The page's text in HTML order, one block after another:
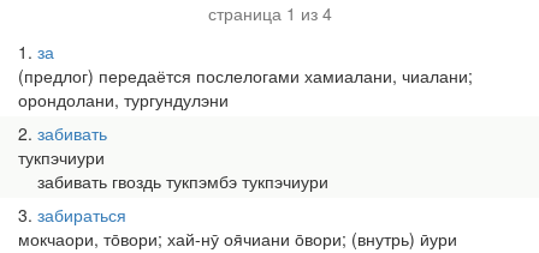
страница 1 из 4
1 за
(предлог) передаётся послелогами хамиалани, чиалани;
орондолани, тургундулэни
2 забивать
тукпэчиури
забивать гвоздь тукпэмбэ тукпэчиури
3 забираться
мокчаори, то̄вори; хай-нӯ оя̄чиани о̄вори; (внутрь) ӣури